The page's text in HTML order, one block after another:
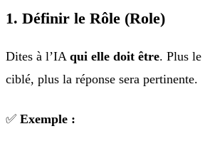
1. Définir le Rôle (Role)
Dites à l’IA qui elle doit être. Plus le
ciblé, plus la réponse sera pertinente.
✅ Exemple :